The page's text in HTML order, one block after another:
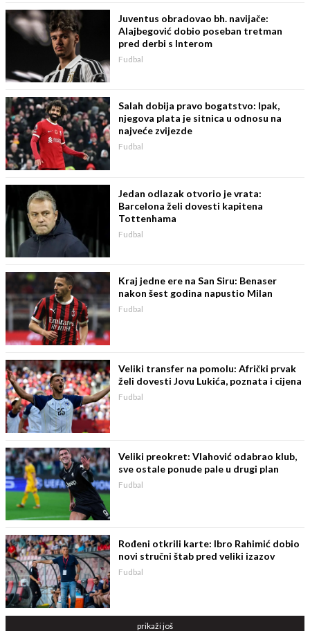
Juventus obradovao bh. navijače:
Alajbegović dobio poseban tretman
pred derbi s Interom
Fudbal
Salah dobija pravo bogatstvo: Ipak,
njegova plata je sitnica u odnosu na
najveće zvijezde
Fudbal
Jedan odlazak otvorio je vrata:
Barcelona želi dovesti kapitena
Tottenhama
Fudbal
Kraj jedne ere na San Siru: Benaser
nakon šest godina napustio Milan
Fudbal
Veliki transfer na pomolu: Afrički prvak
želi dovesti Jovu Lukića, poznata i cijena
Fudbal
Veliki preokret: Vlahović odabrao klub,
sve ostale ponude pale u drugi plan
Fudbal
Rođeni otkrili karte: Ibro Rahimić dobio
novi stručni štab pred veliki izazov
Fudbal
prikaži još